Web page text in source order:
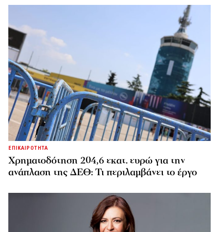
ΕΠΙΚΑΙΡΟΤΗΤΑ
Χρηματοδότηση 204,6 εκατ. ευρώ για την
ανάπλαση της ΔΕΘ: Τι περιλαμβάνει το έργο